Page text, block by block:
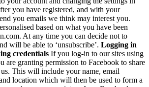
you have registered, and with your
you emails we think may interest you.
based on what you have been
At any time you can decide not to
will be able to ‘unsubscribe’. Logging in
credentials If you log-in to our sites using
are granting permission to Facebook to share
This will include your name, email
location which will then be used to form a